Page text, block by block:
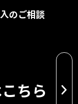
のご相談
ちら